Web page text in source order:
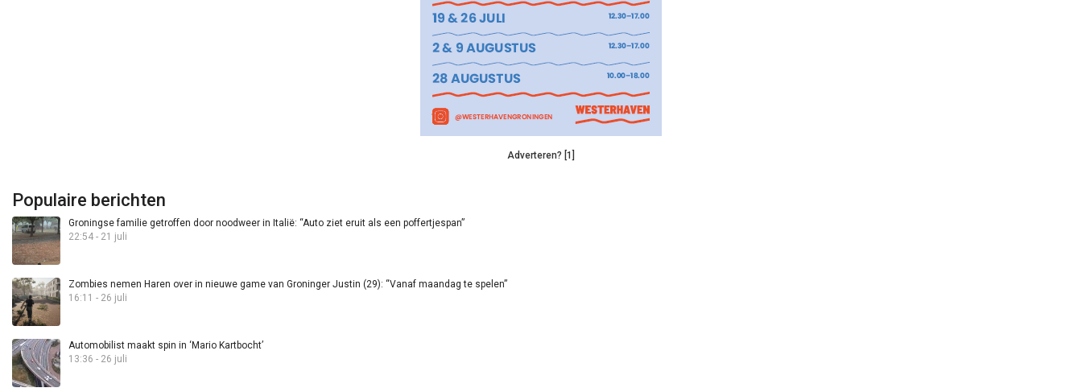
Adverteren? [1]
Populaire berichten
Groningse familie getroffen door noodweer in Italië: “Auto ziet eruit als een poffertjespan”
22:54 - 21 juli
Zombies nemen Haren over in nieuwe game van Groninger Justin (29): “Vanaf maandag te spelen”
16:11 - 26 juli
Automobilist maakt spin in ‘Mario Kartbocht’
13:36 - 26 juli